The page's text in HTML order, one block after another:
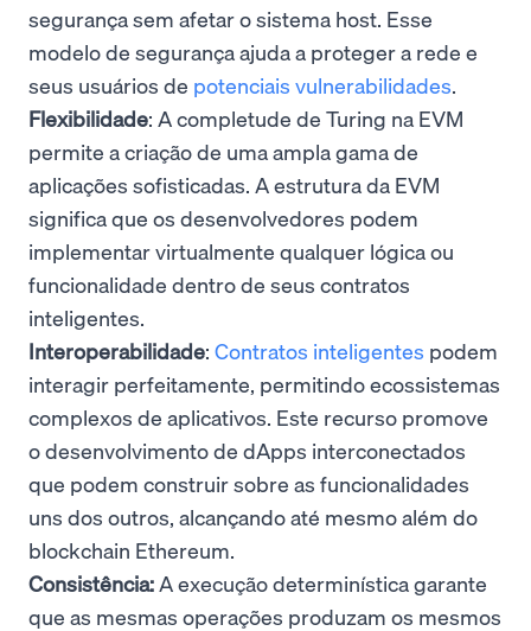
segurança sem afetar o sistema host. Esse
modelo de segurança ajuda a proteger a rede e
seus usuários de potenciais vulnerabilidades.
Flexibilidade: A completude de Turing na EVM
permite a criação de uma ampla gama de
aplicações sofisticadas. A estrutura da EVM
significa que os desenvolvedores podem
implementar virtualmente qualquer lógica ou
funcionalidade dentro de seus contratos
inteligentes.
Interoperabilidade: Contratos inteligentes podem
interagir perfeitamente, permitindo ecossistemas
complexos de aplicativos. Este recurso promove
o desenvolvimento de dApps interconectados
que podem construir sobre as funcionalidades
uns dos outros, alcançando até mesmo além do
blockchain Ethereum.
Consistência:A execução determinística garante
que as mesmas operações produzam os mesmos